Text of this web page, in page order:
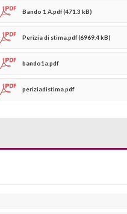
Bando 1 A.pdf (471.3 kB)
Perizia di stima.pdf (6969.4 kB)
bando1a.pdf
periziadistima.pdf